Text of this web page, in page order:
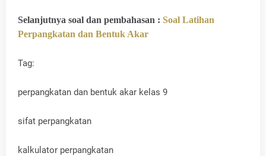
Selanjutnya soal dan pembahasan : Soal Latihan
Perpangkatan dan Bentuk Akar
Tag:
perpangkatan dan bentuk akar kelas 9
sifat perpangkatan
kalkulator perpangkatan